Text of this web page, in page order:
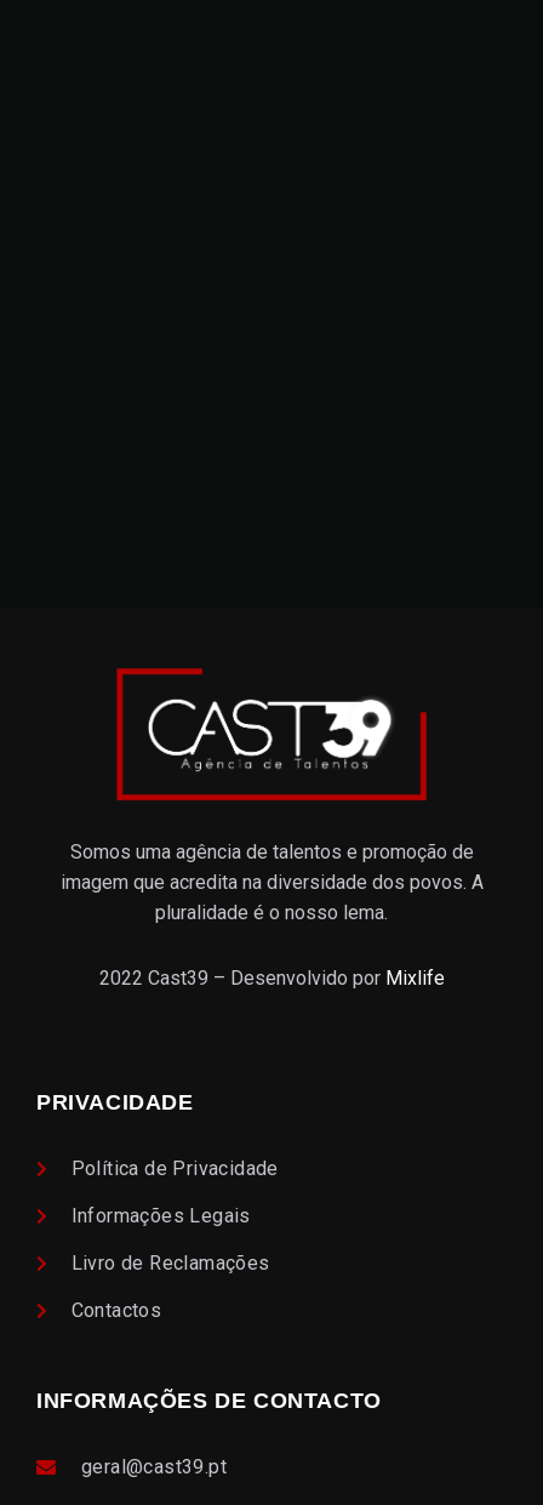
Somos uma agência de talentos e promoção de
imagem que acredita na diversidade dos povos. A
pluralidade é o nosso lema.
2022 Cast39 – Desenvolvido por Mixlife
PRIVACIDADE
Política de Privacidade
Informações Legais
Livro de Reclamações
Contactos
INFORMAÇÕES DE CONTACTO
geral@cast39.pt